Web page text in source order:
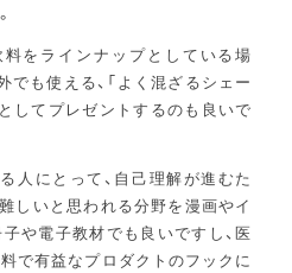
をラインナップとしている場
でも使える、「よく混ざるシェー
してプレゼントするのも良いで
人にとって、自己理解が進むた
しいと思われる分野を漫画やイ
や電子教材でも良いですし、医
で有益なプロダクトのフックに